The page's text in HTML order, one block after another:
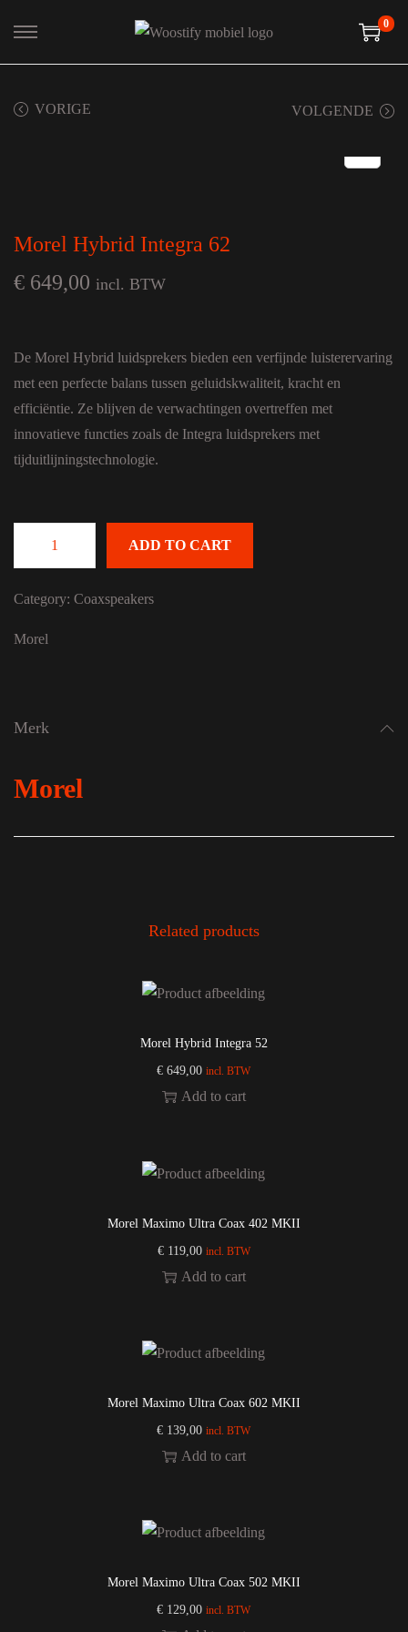
Ga naar navigatie
Ga naar de inhoud
0
VORIGE VOLGENDE
Morel Hybrid Integra 62
€ 649,00 incl. BTW
De Morel Hybrid luidsprekers bieden een verfijnde luisterervaring
met een perfecte balans tussen geluidskwaliteit, kracht en
efficiëntie. Ze blijven de verwachtingen overtreffen met
innovatieve functies zoals de Integra luidsprekers met
tijduitlijningstechnologie.
ADD TO CART
Category: Coaxspeakers
Morel
Merk
Morel
Related products
Morel Hybrid Integra 52
€ 649,00 incl. BTW
Add to cart
Morel Maximo Ultra Coax 402 MKII
€119,00 incl. BTW
Add to cart
Morel Maximo Ultra Coax 602 MKII
€ 139,00 incl. BTW
Add to cart
Morel Maximo Ultra Coax 502 MKII
€ 129,00 incl. BTW